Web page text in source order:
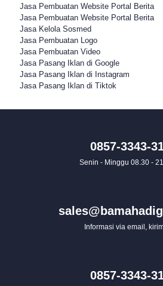
Jasa Pembuatan Website Portal Berita
Jasa Pembuatan Website Portal Berita
Jasa Kelola Sosmed
Jasa Pembuatan Logo
Jasa Pembuatan Video
Jasa Pasang Iklan di Google
Jasa Pasang Iklan di Instagram
Jasa Pasang Iklan di Tiktok
0857-3343-
Senin - Minggu 08.30 -
Informasi via email,
0857-3343-